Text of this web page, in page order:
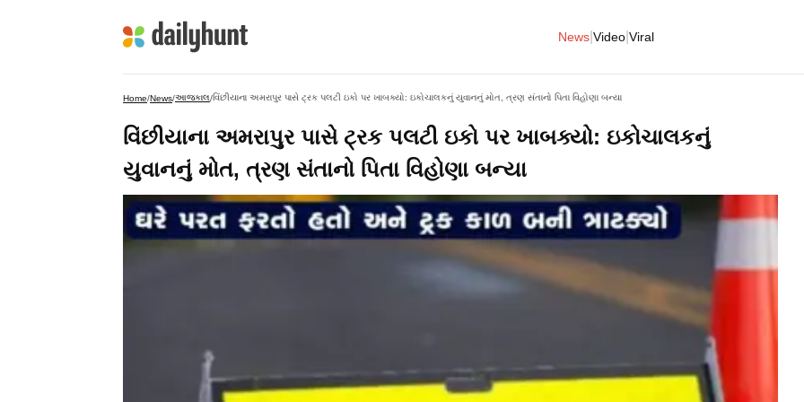
News Video Viral
Home/News/આજકાલ/વિંછીયાના અમરાપુર પાસે ટ્રક પલટી ઇકો પર ખાબક્યો: ઇકોચાલકનું યુવાનનું મોત, ત્રણ સંતાનો પિતા વિહોણા બન્યા
વિંછીયાના અમરાપુર પાસે ટ્રક પલટી ઇકો પર ખાબક્યો: ઇકોચાલકનું
યુવાનનું મોત, ત્રણ સંતાનો પિતા વિહોણા બન્યા